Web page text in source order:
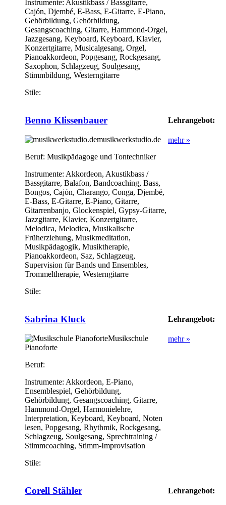
Instrumente: Akustikbass / Bassgitarre,
Cajón, Djembé, E-Bass, E-Gitarre, E-Piano,
Gehörbildung, Gehörbildung,
Gesangscoaching, Gitarre, Hammond-Orgel,
Jazzgesang, Keyboard, Keyboard, Klavier,
Konzertgitarre, Musicalgesang, Orgel,
Pianoakkordeon, Popgesang, Rockgesang,
Saxophon, Schlagzeug, Soulgesang,
Stimmbildung, Westerngitarre
Stile:
Benno Klissenbauer
musikwerkstudio.de
Beruf: Musikpädagoge und Tontechniker
Instrumente: Akkordeon, Akustikbass /
Bassgitarre, Balafon, Bandcoaching, Bass,
Bongos, Cajón, Charango, Conga, Djembé,
E-Bass, E-Gitarre, E-Piano, Gitarre,
Gitarrenbanjo, Glockenspiel, Gypsy-Gitarre,
Jazzgitarre, Klavier, Konzertgitarre,
Melodica, Melodica, Musikalische
Früherziehung, Musikmeditation,
Musikpädagogik, Musiktherapie,
Pianoakkordeon, Saz, Schlagzeug,
Supervision für Bands und Ensembles,
Trommeltherapie, Westerngitarre
Stile:
Lehrangebot:
mehr »
Sabrina Kluck
Musikschule
Pianoforte
Beruf:
Instrumente: Akkordeon, E-Piano,
Ensemblespiel, Gehörbildung,
Gehörbildung, Gesangscoaching, Gitarre,
Hammond-Orgel, Harmonielehre,
Interpretation, Keyboard, Keyboard, Noten
lesen, Popgesang, Rhythmik, Rockgesang,
Schlagzeug, Soulgesang, Sprechtraining /
Stimmcoaching, Stimm-Improvisation
Stile:
Lehrangebot:
mehr »
Corell Stähler Lehrangebot: